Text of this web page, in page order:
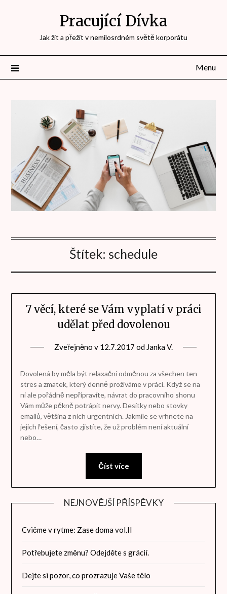
Pracující Dívka
Jak žít a přežít v nemilosrdném světě korporátu
Menu
Štítek: schedule
7 věcí, které se Vám vyplatí v práci
udělat před dovolenou
Zveřejněno v 12.7.2017 od Janka V.
Dovolená by měla být relaxační odměnou za všechen ten
stres a zmatek, který denně prožíváme v práci. Když se na
ni ale pořádně nepřipravíte, návrat do pracovního shonu
Vám může pěkně potrápit nervy. Desítky nebo stovky
emailů, většina z nich urgentních. Jakmile se vrhnete na
jejich řešení, často zjistíte, že už problém není aktuální
nebo…
Číst více
NEJNOVĚJŠÍ PŘÍSPĚVKY
Cvičme v rytme: Zase doma vol.II
Potřebujete změnu? Odejděte s grácií.
Dejte si pozor, co prozrazuje Vaše tělo